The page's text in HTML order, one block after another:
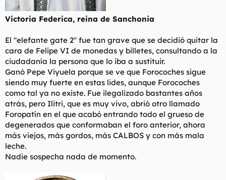
Victoria Federica, reina de Sanchonia
El "elefante gate 2" fue tan grave que se decidió quitar la
cara de Felipe VI de monedas y billetes, consultando a la
ciudadanía la persona que lo iba a sustituir.
Ganó Pepe Viyuela porque se ve que Forocoches sigue
siendo muy fuerte en estas lides, aunque Forocoches
como tal ya no existe. Fue ilegalizado bastantes años
atrás, pero Ilitri, que es muy vivo, abrió otro llamado
Foropatín en el que acabó entrando todo el grueso de
degenerados que conformaban el foro anterior, ahora
más viejos, más gordos, más CALBOS y con más mala
leche.
Nadie sospecha nada de momento.